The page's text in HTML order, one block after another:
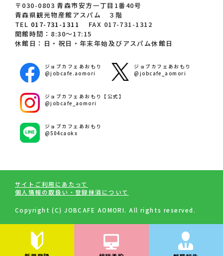
〒030-0803 青森市安方一丁目1番40号
青森県観光物産館アスパム ３階
TEL 017-731-1311
FAX 017-731-1312
開館時間：8:30～17:15
休館日：日・祝日・年末年始及びアスパム休館日
ジョブカフェあおもり
@jobcafe.aomori
ジョブカフェあおもり
@jobcafe_aomori
ジョブカフェあおもり【公式】
@jobcafe_aomori
ジョブカフェあおもり
@504caokx
サイトご利用にあたって
個人情報の取扱い・登録抹消について
Copyright (C) JOBCAFE AOMORI. All rights reserved.